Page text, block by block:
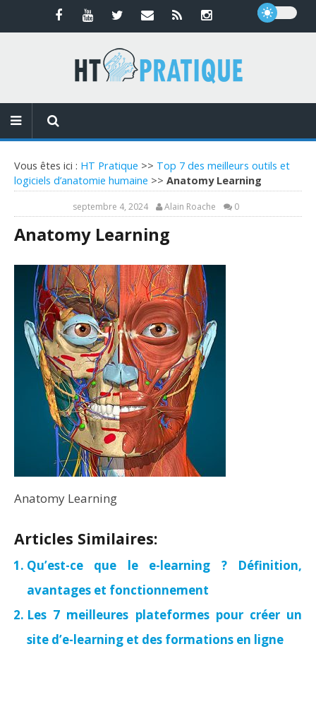
Vous êtes ici : HT Pratique >> Top 7 des meilleurs outils et
logiciels d’anatomie humaine >> Anatomy Learning
septembre 4, 2024 Alain Roache 0
Anatomy Learning
Anatomy Learning
Articles Similaires:
Qu’est-ce que le e-learning ? Définition,
avantages et fonctionnement
Les 7 meilleures plateformes pour créer un
site d’e-learning et des formations en ligne